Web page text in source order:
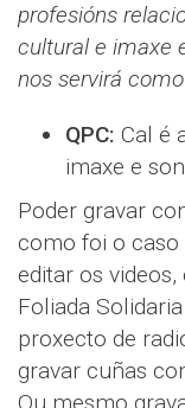
profesións
cultural e imaxe
nos servirá
QPC: Cal é
imaxe e
Poder gravar
como foi o caso
editar os
Foliada
proxecto de
gravar cuñas